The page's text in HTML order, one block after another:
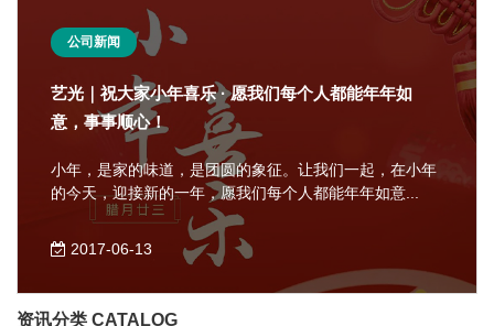
公司新闻
艺光｜祝大家小年喜乐 · 愿我们每个人都能年年如
意，事事顺心！
小年，是家的味道，是团圆的象征。让我们一起，在小年
的今天，迎接新的一年，愿我们每个人都能年年如意...
2017-06-13
资讯分类 CATALOG